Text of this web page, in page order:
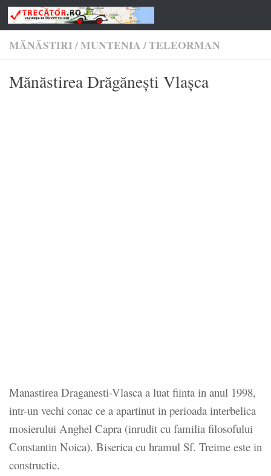
Skip to content
MĂNĂSTIRI/MUNTENIA/TELEORMAN
Mănăstirea Drăgăneşti Vlaşca
Manastirea Draganesti-Vlasca a luat fiinta in anul 1998,
intr-un vechi conac ce a apartinut in perioada interbelica
mosierului Anghel Capra (inrudit cu familia filosofului
Constantin Noica). Biserica cu hramul Sf. Treime este in
constructie.